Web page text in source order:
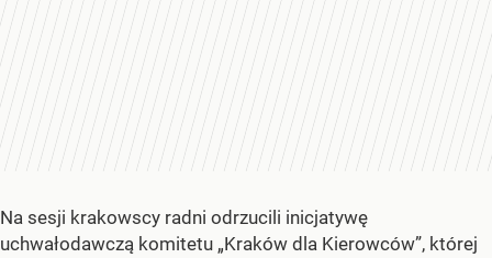
Na sesji krakowscy radni odrzucili inicjatywę
uchwałodawczą komitetu „Kraków dla Kierowców”, której